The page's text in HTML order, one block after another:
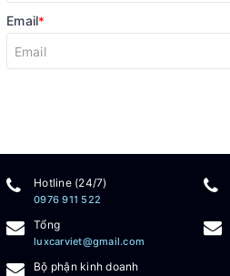
Email*
Hotline (24/7)
0976 911 522
Tổng
luxcarviet@gmail.com
Bộ phận kinh doanh